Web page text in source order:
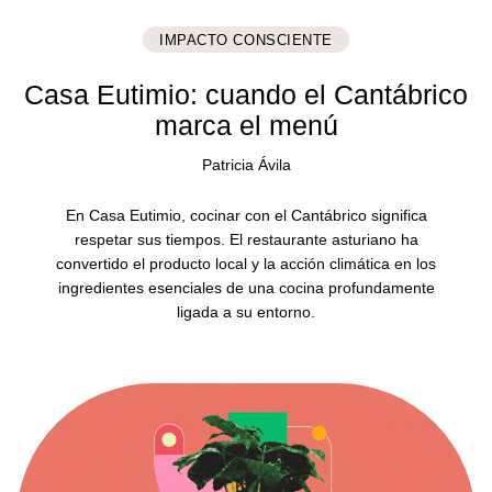
IMPACTO CONSCIENTE
Casa Eutimio: cuando el Cantábrico
marca el menú
Patricia Ávila
En Casa Eutimio, cocinar con el Cantábrico significa
respetar sus tiempos. El restaurante asturiano ha
convertido el producto local y la acción climática en los
ingredientes esenciales de una cocina profundamente
ligada a su entorno.